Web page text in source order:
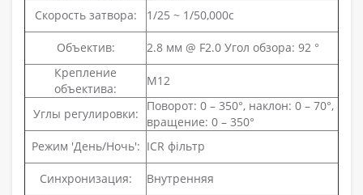
Скорость затвора:
1/25 ~ 1/50,000с
Объектив:
2.8 мм @ F2.0 Угол обзора: 92 °
Крепление
объектива:
М12
Углы регулировки:
Поворот: 0 – 350°, наклон: 0 – 70°,
вращение: 0 – 350°
Режим 'День/Ночь': ICR фільтр
Синхронизация:
Внутренняя